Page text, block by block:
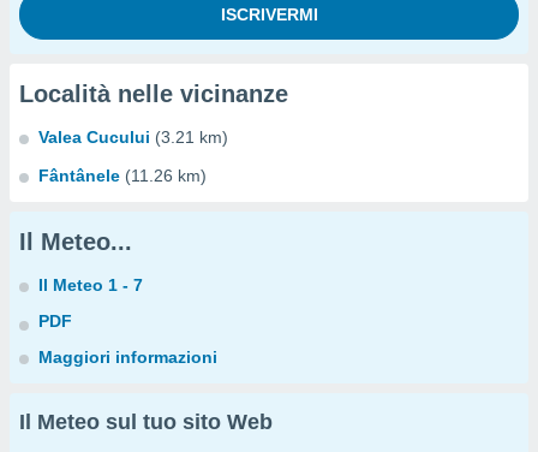
Località nelle vicinanze
Valea Cucului (3.21 km)
Fântânele (11.26 km)
Il Meteo...
Il Meteo 1 - 7
PDF
Maggiori informazioni
Il Meteo sul tuo sito Web